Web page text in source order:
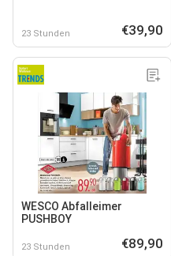
23 Stunden €39,90
WESCO Abfalleimer
PUSHBOY
23 Stunden €89,90